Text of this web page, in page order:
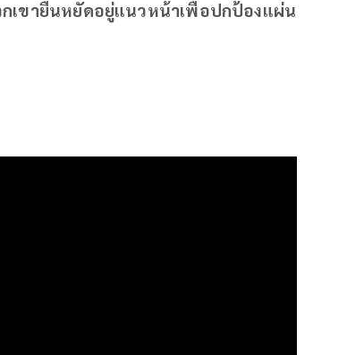
เขายืนหยัดอยู่แนวหน้าเพื่อปกป้องแผ่น